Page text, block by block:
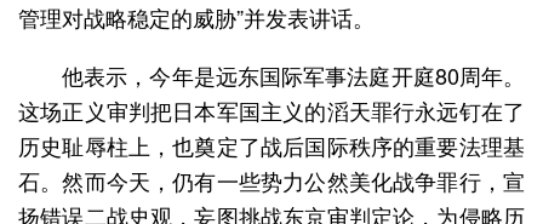
管理对战略稳定的威胁”并发表讲话。
他表示，今年是远东国际军事法庭开庭80周年。
这场正义审判把日本军国主义的滔天罪行永远钉在了
历史耻辱柱上，也奠定了战后国际秩序的重要法理基
石。然而今天，仍有一些势力公然美化战争罪行，宣
扬错误二战史观，妄图挑战东京审判定论，为侵略历